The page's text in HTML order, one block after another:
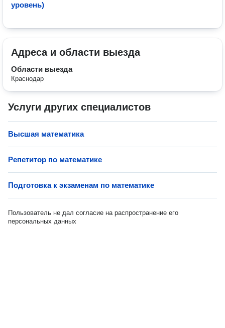
уровень)
Адреса и области выезда
Области выезда
Краснодар
Услуги других специалистов
Высшая математика
Репетитор по математике
Подготовка к экзаменам по математике
Пользователь не дал согласие на распространение его
персональных данных